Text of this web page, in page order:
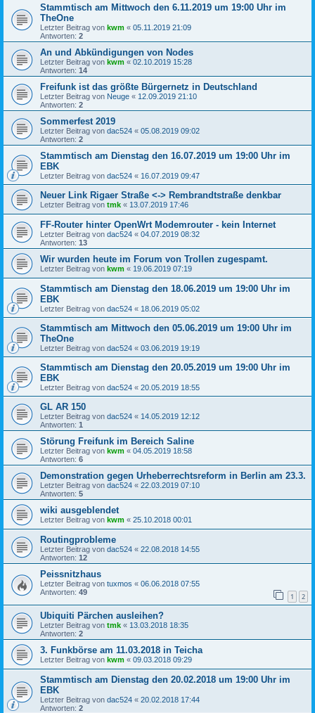
Stammtisch am Mittwoch den 6.11.2019 um 19:00 Uhr im
TheOne
Letzter Beitrag von kwm « 05.11.2019 21:09
Antworten: 2
An und Abkündigungen von Nodes
Letzter Beitrag von kwm « 02.10.2019 15:28
Antworten: 14
Freifunk ist das größte Bürgernetz in Deutschland
Letzter Beitrag von Neuge « 12.09.2019 21:10
Antworten: 2
Sommerfest 2019
Letzter Beitrag von dac524 « 05.08.2019 09:02
Antworten: 2
Stammtisch am Dienstag den 16.07.2019 um 19:00 Uhr im
EBK
Letzter Beitrag von dac524 « 16.07.2019 09:47
Neuer Link Rigaer Straße <-> Rembrandtstraße denkbar
Letzter Beitrag von tmk « 13.07.2019 17:46
FF-Router hinter OpenWrt Modemrouter - kein Internet
Letzter Beitrag von dac524 « 04.07.2019 08:32
Antworten: 13
Wir wurden heute im Forum von Trollen zugespamt.
Letzter Beitrag von kwm « 19.06.2019 07:19
Stammtisch am Dienstag den 18.06.2019 um 19:00 Uhr im
EBK
Letzter Beitrag von dac524 « 18.06.2019 05:02
Stammtisch am Mittwoch den 05.06.2019 um 19:00 Uhr im
TheOne
Letzter Beitrag von dac524 « 03.06.2019 19:19
Stammtisch am Dienstag den 20.05.2019 um 19:00 Uhr im
EBK
Letzter Beitrag von dac524 « 20.05.2019 18:55
GL AR 150
Letzter Beitrag von dac524 « 14.05.2019 12:12
Antworten: 1
Störung Freifunk im Bereich Saline
Letzter Beitrag von kwm « 04.05.2019 18:58
Antworten: 6
Demonstration gegen Urheberrechtsreform in Berlin am 23.3.
Letzter Beitrag von dac524 « 22.03.2019 07:10
Antworten: 5
wiki ausgeblendet
Letzter Beitrag von kwm « 25.10.2018 00:01
Routingprobleme
Letzter Beitrag von dac524 « 22.08.2018 14:55
Antworten: 12
Peissnitzhaus
Letzter Beitrag von tuxmos « 06.06.2018 07:55
Antworten: 49 1 2
Ubiquiti Pärchen ausleihen?
Letzter Beitrag von tmk « 13.03.2018 18:35
Antworten: 2
3. Funkbörse am 11.03.2018 in Teicha
Letzter Beitrag von kwm « 09.03.2018 09:29
Stammtisch am Dienstag den 20.02.2018 um 19:00 Uhr im
EBK
Letzter Beitrag von dac524 « 20.02.2018 17:44
Antworten: 2